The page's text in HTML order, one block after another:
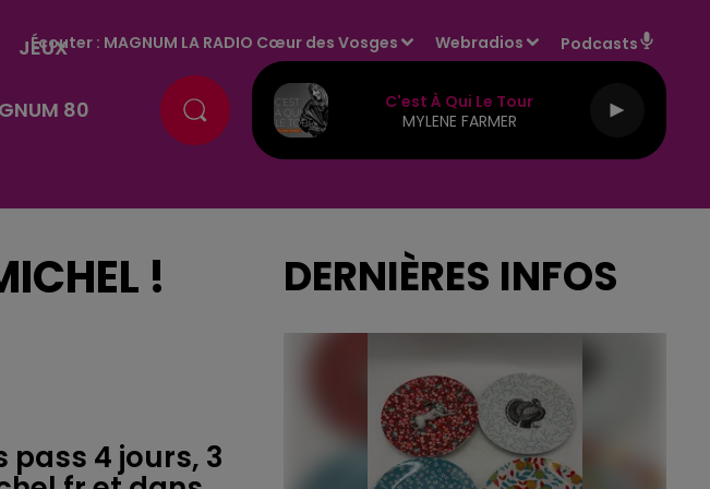
JEUX
80
Écouter : MAGNUM LA RADIO Cœur des Vosges Webradios Podcasts
C'est À Qui Le Tour
MYLENE FARMER
!
4 jours, 3
DERNIÈRES INFOS